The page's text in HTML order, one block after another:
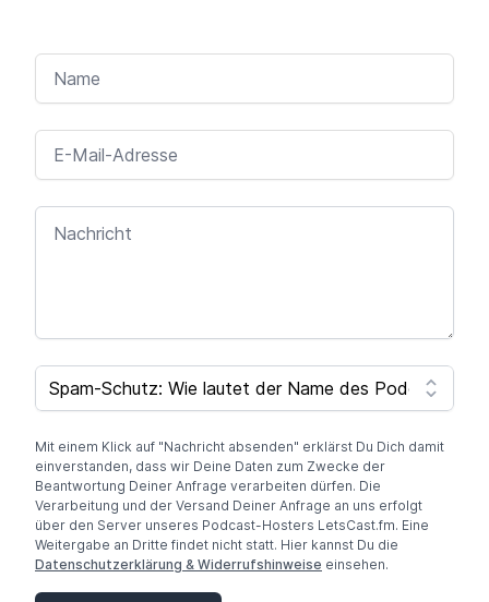
NAME
E-MAIL-ADRESSE
NACHRICHT
SPAM CAPTCHA
Mit einem Klick auf "Nachricht absenden" erklärst Du Dich damit
einverstanden, dass wir Deine Daten zum Zwecke der
Beantwortung Deiner Anfrage verarbeiten dürfen. Die
Verarbeitung und der Versand Deiner Anfrage an uns erfolgt
über den Server unseres Podcast-Hosters LetsCast.fm. Eine
Weitergabe an Dritte findet nicht statt. Hier kannst Du die
Datenschutzerklärung & Widerrufshinweise einsehen.